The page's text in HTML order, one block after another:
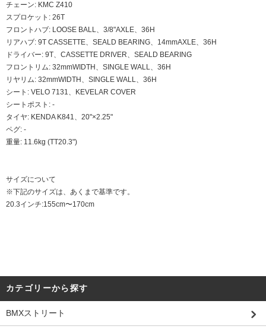
チェーン: KMC Z410
スプロケット: 26T
フロントハブ: LOOSE BALL、3/8"AXLE、36H
リアハブ: 9T CASSETTE、SEALD BEARING、14mmAXLE、36H
ドライバー: 9T、CASSETTE DRIVER、SEALD BEARING
フロントリム: 32mmWIDTH、SINGLE WALL、36H
リヤリム: 32mmWIDTH、SINGLE WALL、36H
シート: VELO 7131、KEVELAR COVER
シートポスト: -
タイヤ: KENDA K841、20"×2.25"
ペグ: -
重量: 11.6kg (TT20.3")
サイズについて
※下記のサイズは、あくまで基準です。
20.3インチ:155cm〜170cm
カテゴリーから探す
BMXストリート